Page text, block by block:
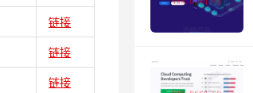
链接
链接
链接